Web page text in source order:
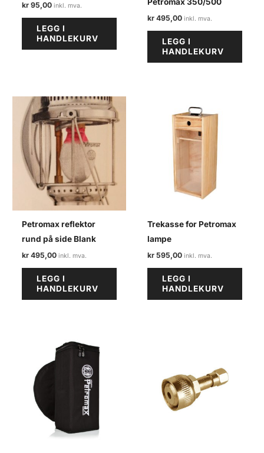
kr 95,00
LEGG I
HANDLEKURV
kr 495,00
LEGG I
HANDLEKURV
Petromax reflektor
rund på side Blank
kr 495,00
LEGG I
HANDLEKURV
Trekasse for Petromax
lampe
kr 595,00
LEGG I
HANDLEKURV